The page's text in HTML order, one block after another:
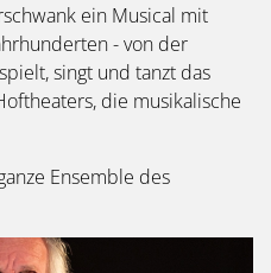
ein Musical mit
- von der
singt und tanzt das
die musikalische
Ensemble des